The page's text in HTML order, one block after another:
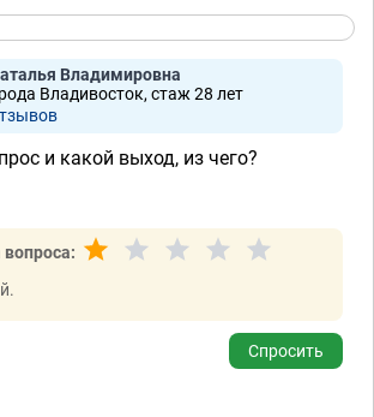
Владимировна
Владивосток, стаж 28 лет
и какой выход, из чего?
Спросить